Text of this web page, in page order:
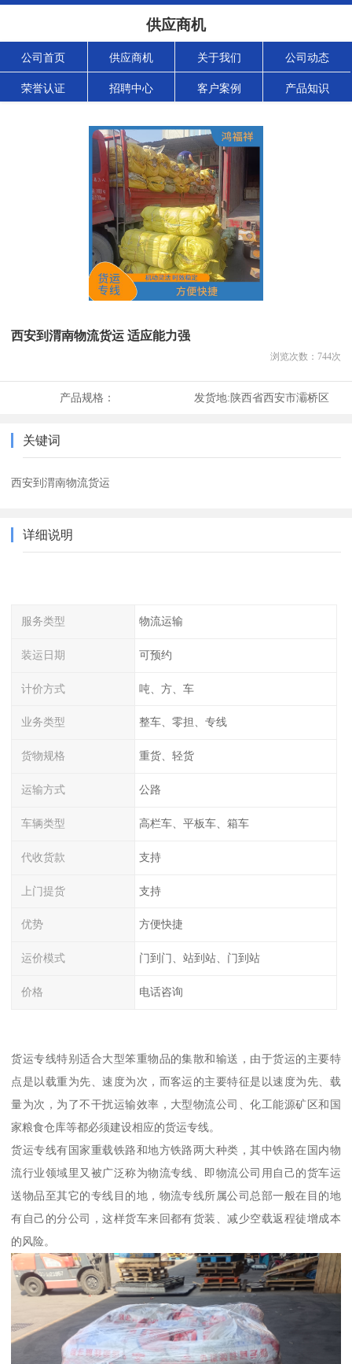
供应商机
公司首页 供应商机 关于我们 公司动态
荣誉认证 招聘中心 客户案例 产品知识
西安到渭南物流货运 适应能力强
浏览次数： 744次
产品规格： 发货地:陕西省西安市灞桥区
关键词
西安到渭南物流货运
详细说明
服务类型 物流运输
装运日期 可预约
计价方式 吨、方、车
业务类型 整车、零担、专线
货物规格 重货、轻货
运输方式 公路
车辆类型 高栏车、平板车、箱车
代收货款 支持
上门提货 支持
优势 方便快捷
运价模式 门到门、站到站、门到站
价格 电话咨询
货运专线特别适合大型笨重物品的集散和输送，由于货运的主要特
点是以载重为先、速度为次，而客运的主要特征是以速度为先、载
量为次，为了不干扰运输效率，大型物流公司、化工能源矿区和国
家粮食仓库等都必须建设相应的货运专线。
货运专线有国家重载铁路和地方铁路两大种类，其中铁路在国内物
流行业领域里又被广泛称为物流专线、即物流公司用自己的货车运
送物品至其它的专线目的地，物流专线所属公司总部一般在目的地
有自己的分公司，这样货车来回都有货装、减少空载返程徒增成本
的风险。